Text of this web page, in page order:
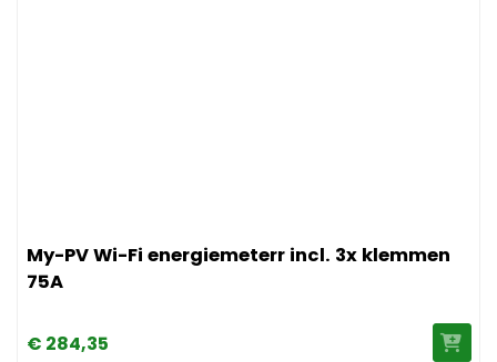
My-PV Wi-Fi energiemeterr incl. 3x klemmen
75A
€ 284,35